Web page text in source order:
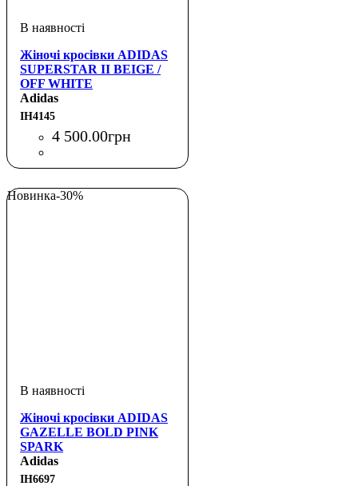
Жіночі кросівки ADIDAS
SUPERSTAR II BEIGE /
OFF WHITE
Adidas
IH4145
4 500.00грн
Новинка-30%
Жіночі кросівки ADIDAS
GAZELLE BOLD PINK
SPARK
Adidas
IH6697